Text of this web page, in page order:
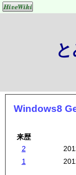
Windows8
来歴
2
1